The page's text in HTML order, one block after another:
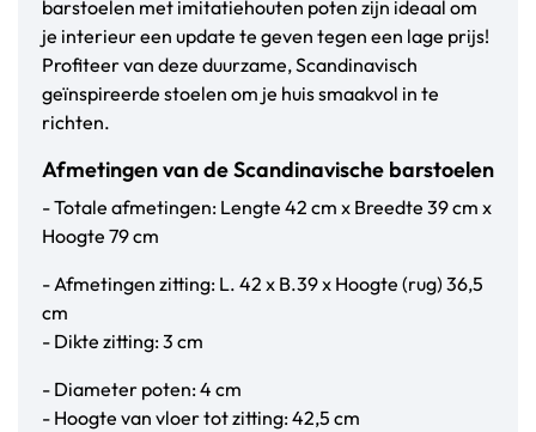
barstoelen met imitatiehouten poten zijn ideaal om
je interieur een update te geven tegen een lage prijs!
Profiteer van deze duurzame, Scandinavisch
geïnspireerde stoelen om je huis smaakvol in te
richten.
Afmetingen van de Scandinavische barstoelen
- Totale afmetingen: Lengte 42 cm x Breedte 39 cm x
Hoogte 79 cm
- Afmetingen zitting: L. 42 x B.39 x Hoogte (rug) 36,5
cm
- Dikte zitting: 3 cm
- Diameter poten: 4 cm
- Hoogte van vloer tot zitting: 42,5 cm